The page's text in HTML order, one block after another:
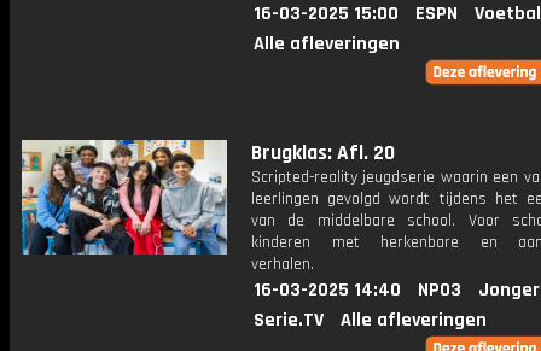
16-03-2025 15:00 ESPN
Alle afleveringen
Brugklas: Afl. 20
Scripted-reality jeugdserie waarin een
leerlingen gevolgd wordt tijdens het
van de middelbare school. Voor
kinderen met herkenbare en
verhalen.
16-03-2025 14:40 NPO3
Serie.TV
Alle afleveringen